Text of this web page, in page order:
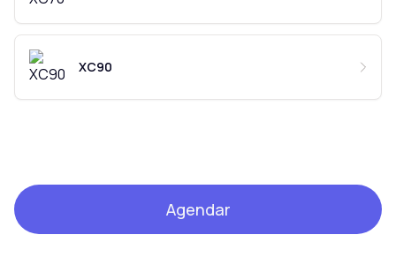
XC90
Agendar